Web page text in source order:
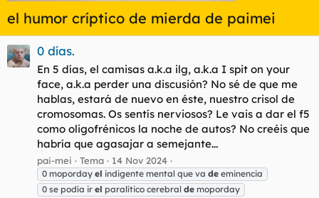
el humor críptico de mierda de paimei
0 días.
En 5 días, el camisas a.k.a ilg, a.k.a I spit on your
face, a.k.a perder una discusión? No sé de que me
hablas, estará de nuevo en éste, nuestro crisol de
cromosomas. Os sentís nerviosos? Le vais a dar el f5
como oligofrénicos la noche de autos? No creéis que
habría que agasajar a semejante...
pai-mei Tema 14 Nov 2024
0 moporday el indigente mental que va de eminencia
0 se podía ir el paralítico cerebral de moporday